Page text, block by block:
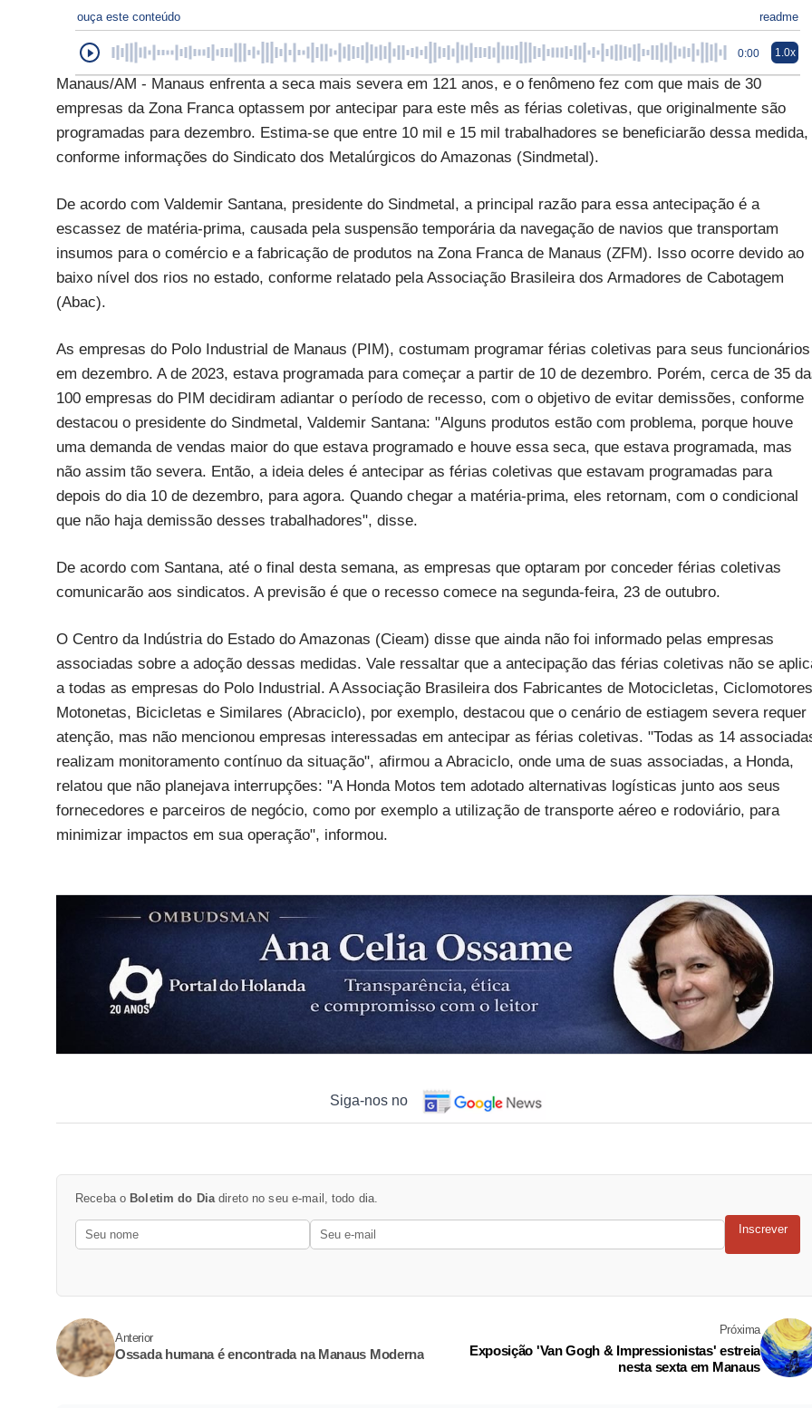
ouça este conteúdo readme
0:00 1.0x
Manaus/AM - Manaus enfrenta a seca mais severa em 121 anos, e o fenômeno fez com que mais de 30
empresas da Zona Franca optassem por antecipar para este mês as férias coletivas, que originalmente são
programadas para dezembro. Estima-se que entre 10 mil e 15 mil trabalhadores se beneficiarão dessa medida,
conforme informações do Sindicato dos Metalúrgicos do Amazonas (Sindmetal).
De acordo com Valdemir Santana, presidente do Sindmetal, a principal razão para essa antecipação é a
escassez de matéria-prima, causada pela suspensão temporária da navegação de navios que transportam
insumos para o comércio e a fabricação de produtos na Zona Franca de Manaus (ZFM). Isso ocorre devido ao
baixo nível dos rios no estado, conforme relatado pela Associação Brasileira dos Armadores de Cabotagem
(Abac).
As empresas do Polo Industrial de Manaus (PIM), costumam programar férias coletivas para seus funcionários
em dezembro. A de 2023, estava programada para começar a partir de 10 de dezembro. Porém, cerca de 35
100 empresas do PIM decidiram adiantar o período de recesso, com o objetivo de evitar demissões, conforme
destacou o presidente do Sindmetal, Valdemir Santana: "Alguns produtos estão com problema, porque houve
uma demanda de vendas maior do que estava programado e houve essa seca, que estava programada, mas
não assim tão severa. Então, a ideia deles é antecipar as férias coletivas que estavam programadas para
depois do dia 10 de dezembro, para agora. Quando chegar a matéria-prima, eles retornam, com o condicional
que não haja demissão desses trabalhadores", disse.
De acordo com Santana, até o final desta semana, as empresas que optaram por conceder férias coletivas
comunicarão aos sindicatos. A previsão é que o recesso comece na segunda-feira, 23 de outubro.
O Centro da Indústria do Estado do Amazonas (Cieam) disse que ainda não foi informado pelas empresas
associadas sobre a adoção dessas medidas. Vale ressaltar que a antecipação das férias coletivas não se
a todas as empresas do Polo Industrial. A Associação Brasileira dos Fabricantes de Motocicletas,
Motonetas, Bicicletas e Similares (Abraciclo), por exemplo, destacou que o cenário de estiagem severa requer
atenção, mas não mencionou empresas interessadas em antecipar as férias coletivas. "Todas as 14
realizam monitoramento contínuo da situação", afirmou a Abraciclo, onde uma de suas associadas, a Honda,
relatou que não planejava interrupções: "A Honda Motos tem adotado alternativas logísticas junto aos seus
fornecedores e parceiros de negócio, como por exemplo a utilização de transporte aéreo e rodoviário, para
minimizar impactos em sua operação", informou.
Siga-nos no
Receba o Boletim do Dia direto no seu e-mail, todo dia.
Inscrever
Anterior
Ossada humana é encontrada na Manaus Moderna
Próxima
Exposição 'Van Gogh & Impressionistas' estreia
nesta sexta em Manaus